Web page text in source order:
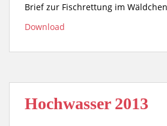
Brief zur Fischrettung im
Download
Hochwasser 2013